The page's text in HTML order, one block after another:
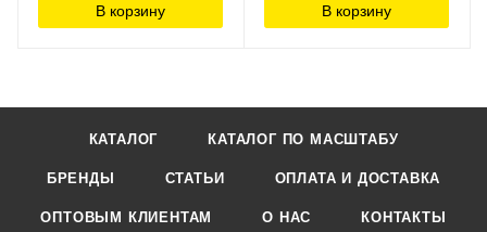
В корзину В корзину
КАТАЛОГ КАТАЛОГ ПО МАСШТАБУ
БРЕНДЫ СТАТЬИ ОПЛАТА И ДОСТАВКА
ОПТОВЫМ КЛИЕНТАМ О НАС КОНТАКТЫ